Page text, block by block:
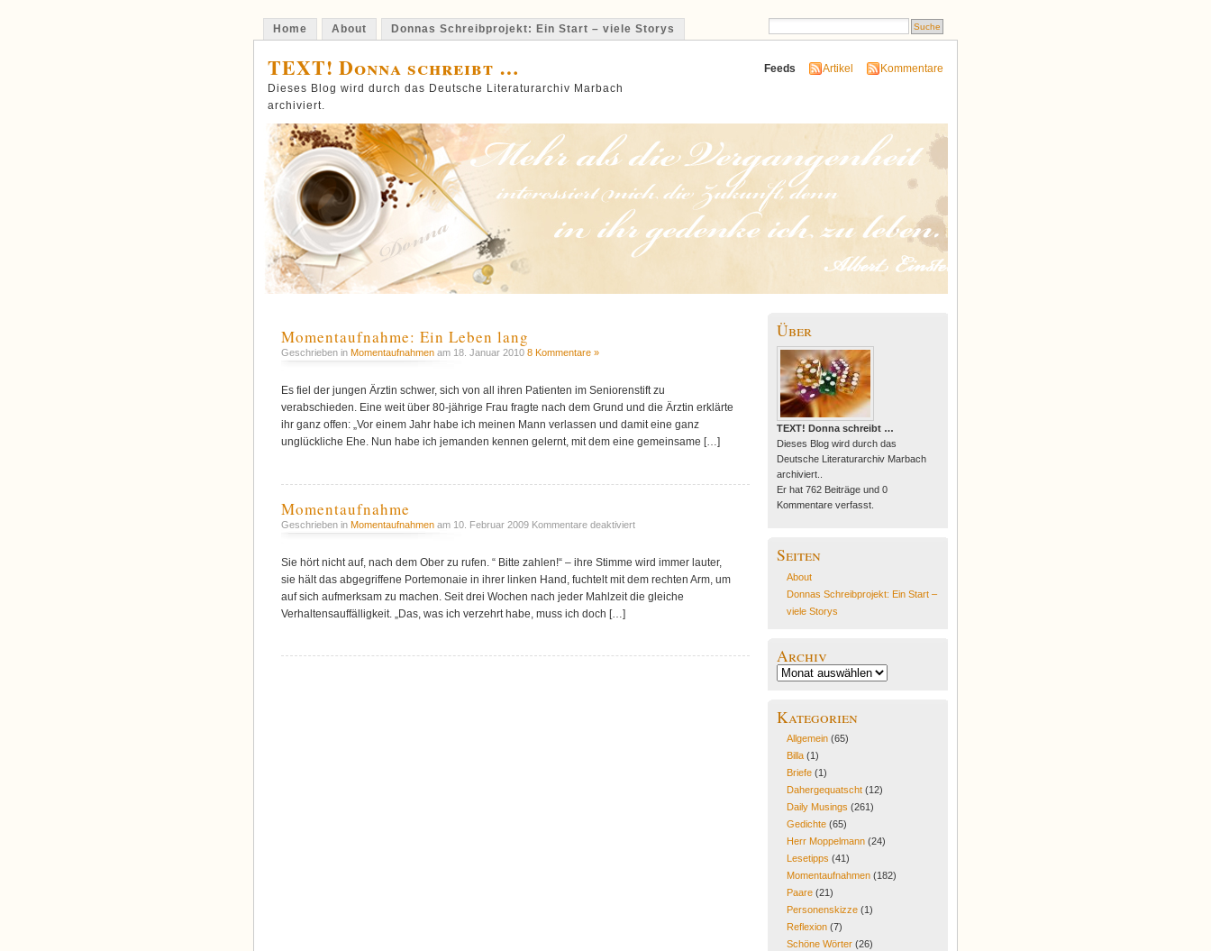
Home About Donnas Schreibprojekt: Ein Start – viele Storys
TEXT! Donna schreibt …
Dieses Blog wird durch das Deutsche Literaturarchiv Marbach
archiviert.
Feeds Artikel Kommentare
Momentaufnahme: Ein Leben lang
Geschrieben in Momentaufnahmen am 18. Januar 2010 8 Kommentare »
Es fiel der jungen Ärztin schwer, sich von all ihren Patienten im Seniorenstift zu
verabschieden. Eine weit über 80-jährige Frau fragte nach dem Grund und die Ärztin erklärte
ihr ganz offen: „Vor einem Jahr habe ich meinen Mann verlassen und damit eine ganz
unglückliche Ehe. Nun habe ich jemanden kennen gelernt, mit dem eine gemeinsame […]
Momentaufnahme
Geschrieben in Momentaufnahmen am 10. Februar 2009 Kommentare deaktiviertfür
Sie hört nicht auf, nach dem Ober zu rufen. “ Bitte zahlen!“ – ihre Stimme wird immer lauter,
sie hält das abgegriffene Portemonaie in ihrer linken Hand, fuchtelt mit dem rechten Arm, um
auf sich aufmerksam zu machen. Seit drei Wochen nach jeder Mahlzeit die gleiche
Verhaltensauffälligkeit. „Das, was ich verzehrt habe, muss ich doch […]
Über
TEXT! Donna schreibt …
Dieses Blog wird durch das
Deutsche Literaturarchiv Marbach
archiviert..
Er hat 762 Beiträge und 0
Kommentare verfasst.
Seiten
About
Donnas Schreibprojekt: Ein Start –
viele Storys
Archiv
Archiv
Kategorien
Allgemein(65)
Billa(1)
Briefe(1)
Dahergequatscht(12)
Daily Musings (261)
Gedichte(65)
Herr Moppelmann(24)
Lesetipps (41)
Momentaufnahmen(182)
Paare(21)
Personenskizze(1)
Reflexion(7)
Schöne Wörter(26)